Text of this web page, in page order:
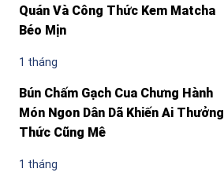
Quán Và Công Thức Kem Matcha
Béo Mịn
1 tháng
Bún Chấm Gạch Cua Chưng Hành
Món Ngon Dân Dã Khiến Ai Thưởng
Thức Cũng Mê
1 tháng